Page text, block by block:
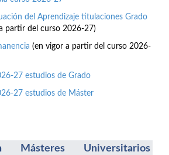
del Aprendizaje titulaciones Grado
partir del curso 2026-27)
(en vigor a partir del curso 2026-
27 estudios de Grado
27 estudios de Máster
Másteres Universitarios